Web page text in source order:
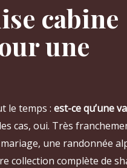
cabine
une
le temps : est-ce qu’une
cas, oui. Très
une randonnée
collection complète de